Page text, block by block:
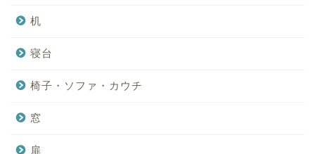
机
寝台
椅子・ソファ・カウチ
窓
扉